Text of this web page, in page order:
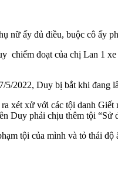
nữ ấy đủ điều, buộc cô ấy
đoạt của chị Lan 1
2022, Duy bị bắt khi đang
xử với các tội danh
Duy phải chịu thêm tội “Sử
tội của mình và tỏ thái